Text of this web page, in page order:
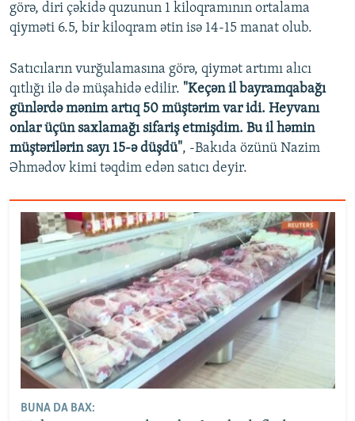
görə, diri çəkidə quzunun 1 kiloqramının ortalama
qiyməti 6.5, bir kiloqram ətin isə 14-15 manat olub.
Satıcıların vurğulamasına görə, qiymət artımı alıcı
qıtlığı ilə də müşahidə edilir. "Keçən il bayramqabağı
günlərdə mənim artıq 50 müştərim var idi. Heyvanı
onlar üçün saxlamağı sifariş etmişdim. Bu il həmin
müştərilərin sayı 15-ə düşdü", -Bakıda özünü Nazim
Əhmədov kimi təqdim edən satıcı deyir.
BUNA DA BAX: